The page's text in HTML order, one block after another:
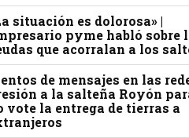
situación es dolorosa» |
pyme habló sobre
que acorralan a los
de mensajes en las
a la salteña Royón
vote la entrega de tierras a